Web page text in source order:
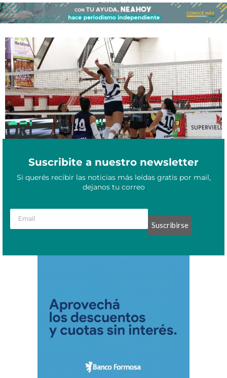
- Publicidad -
Este jueves San Martín buscará el pase a semifinales ante
Regatas en Mendoza
Febrero 26, 2026
Suscribite a nuestro newsletter
Si querés recibir las noticias más leídas gratis por mail,
dejanos tu correo
Suscribirse